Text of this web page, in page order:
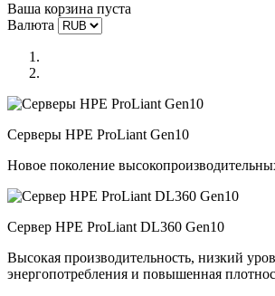
Ваша корзина пуста
Валюта
Серверы HPE ProLiant Gen10
Новое поколение
Сервер HPE ProLiant DL360 Gen10
Высокая производительность, низкий
энергопотребления и повышенная